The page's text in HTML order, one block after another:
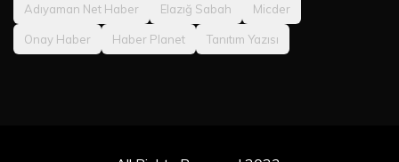
Adıyaman Net Haber Elazığ Sabah Micder
Onay Haber Haber Planet Tanıtım Yazısı